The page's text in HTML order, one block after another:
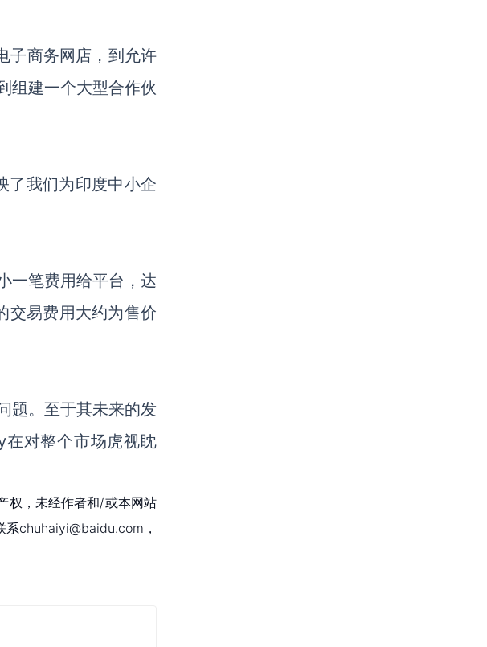
子商务网店，到允许
组建一个大型合作伙
了我们为印度中小企
一笔费用给平台 ，达
交易费用大约为售价
题。至于其未来的发
对整个市场虎视眈
权，未经作者和/或本网站
chuhaiyi@baidu.com，